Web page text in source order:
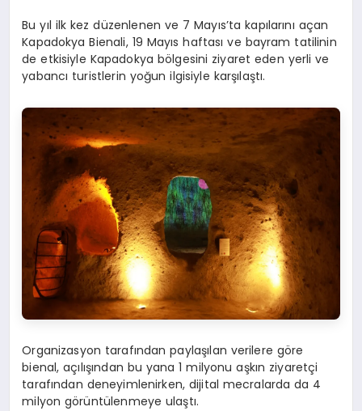
Bu yıl ilk kez düzenlenen ve 7 Mayıs’ta kapılarını açan
Kapadokya Bienali, 19 Mayıs haftası ve bayram tatilinin
de etkisiyle Kapadokya bölgesini ziyaret eden yerli ve
yabancı turistlerin yoğun ilgisiyle karşılaştı.
Organizasyon tarafından paylaşılan verilere göre
bienal, açılışından bu yana 1 milyonu aşkın ziyaretçi
tarafından deneyimlenirken, dijital mecralarda da 4
milyon görüntülenmeye ulaştı.